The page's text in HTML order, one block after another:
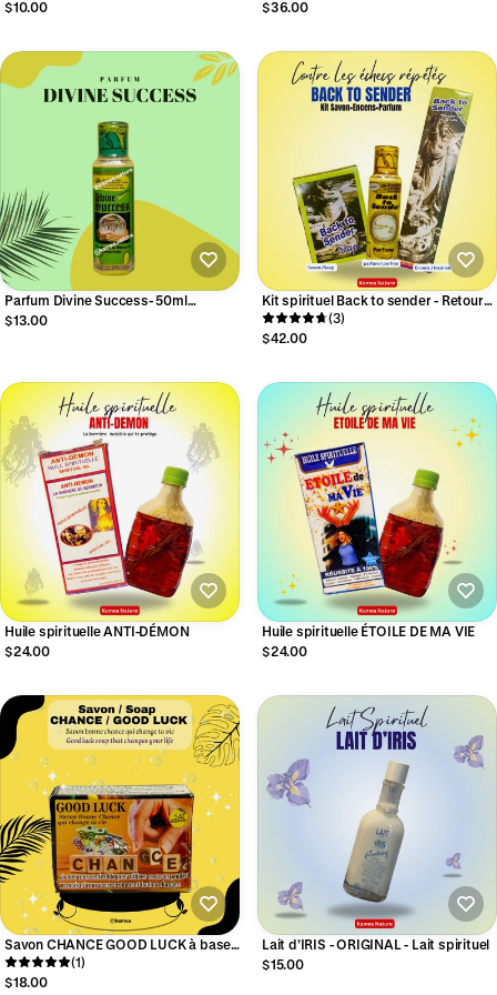
seduction
$10.00 $36.00
Parfum Divine Success- 50ml
Spirituel
$13.00
Kit spirituel Back to sender - Retour
l'envoyeur - contre les échecs
répétés
(3)
$42.00
Huile spirituelle ANTI-DÉMON
$24.00
Huile spirituelle ÉTOILE DE MA VIE
$24.00
Savon CHANCE GOOD LUCK à base
d’hysope- Savon spirituel
(1)
$18.00
Lait d’IRIS - ORIGINAL - Lait spirituel
$15.00